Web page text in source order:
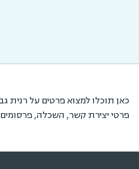
כאן תוכלו למצוא פרטים על רנית
פרטי יצירת קשר, השכלה, פרסומים